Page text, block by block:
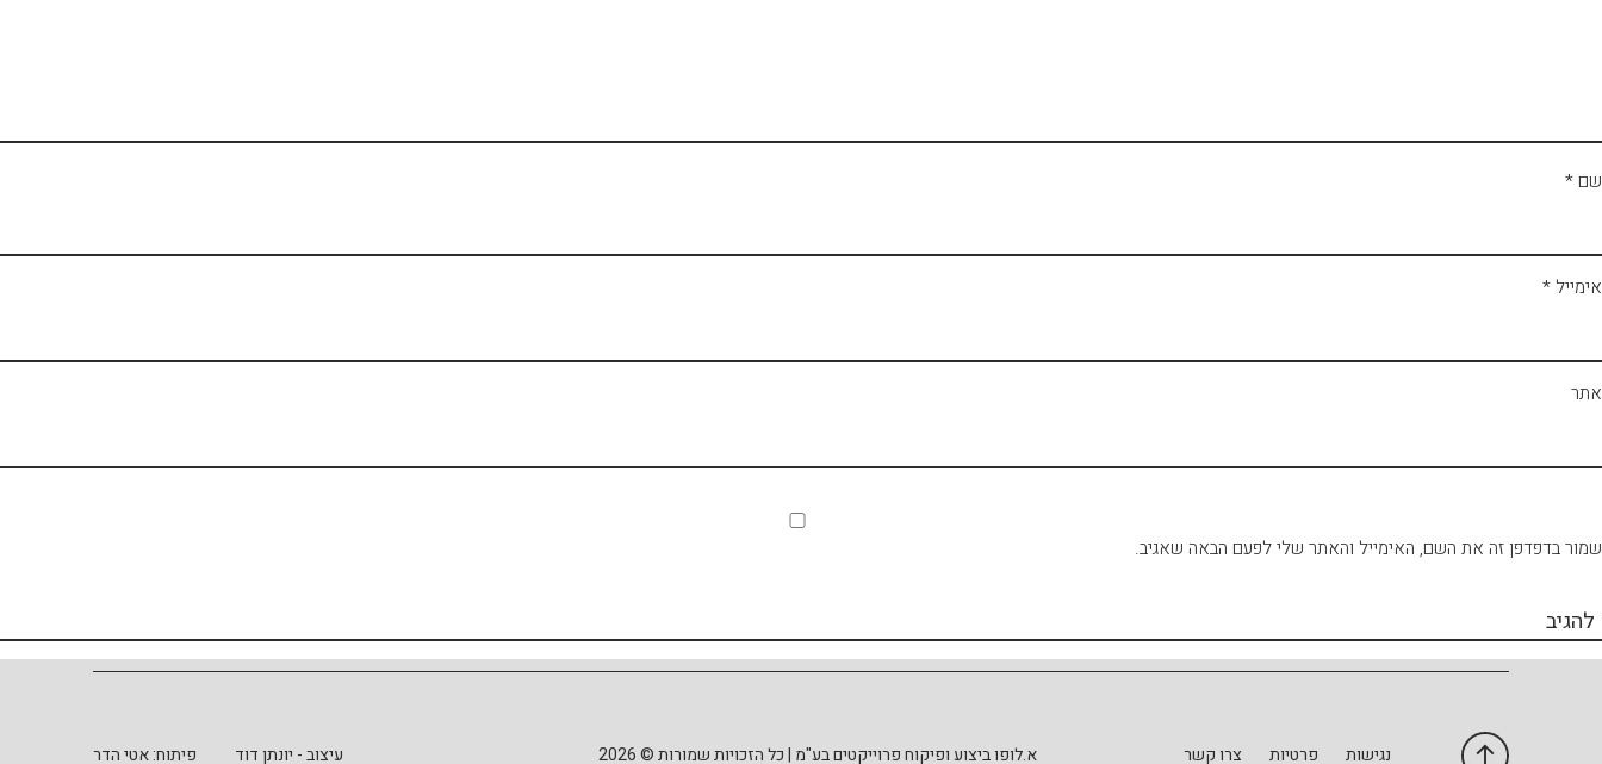
שם *
אימייל *
אתר
שמור בדפדפן זה את השם, האימייל והאתר שלי לפעם הבאה שאגיב.
נגישות פרטיות צרו קשר א.לופו ביצוע ופיקוח פרוייקטים בע"מ | כל הזכויות שמורות © 2026 עיצוב - יונתן דוד פיתוח: אטי הדר